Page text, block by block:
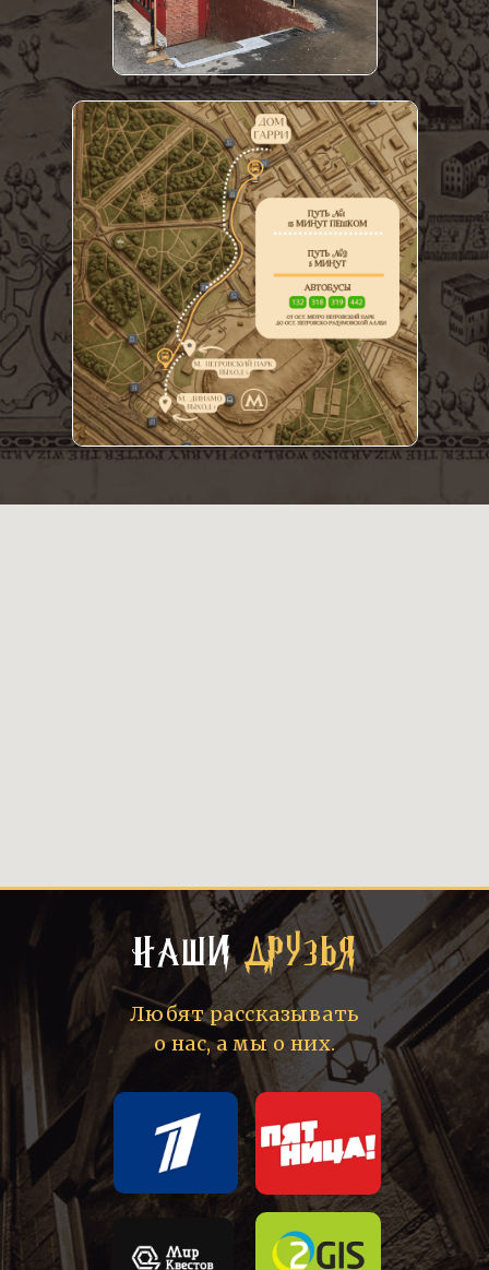
НАШИДРУЗЬЯ
Любят рассказывать
о нас, а мы о них.